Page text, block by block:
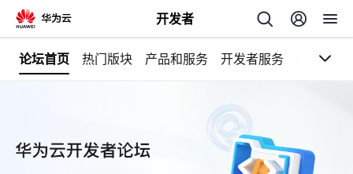
开发者
返
回
论坛首页 热门版块 产品和服务 开发者服务 解决方案